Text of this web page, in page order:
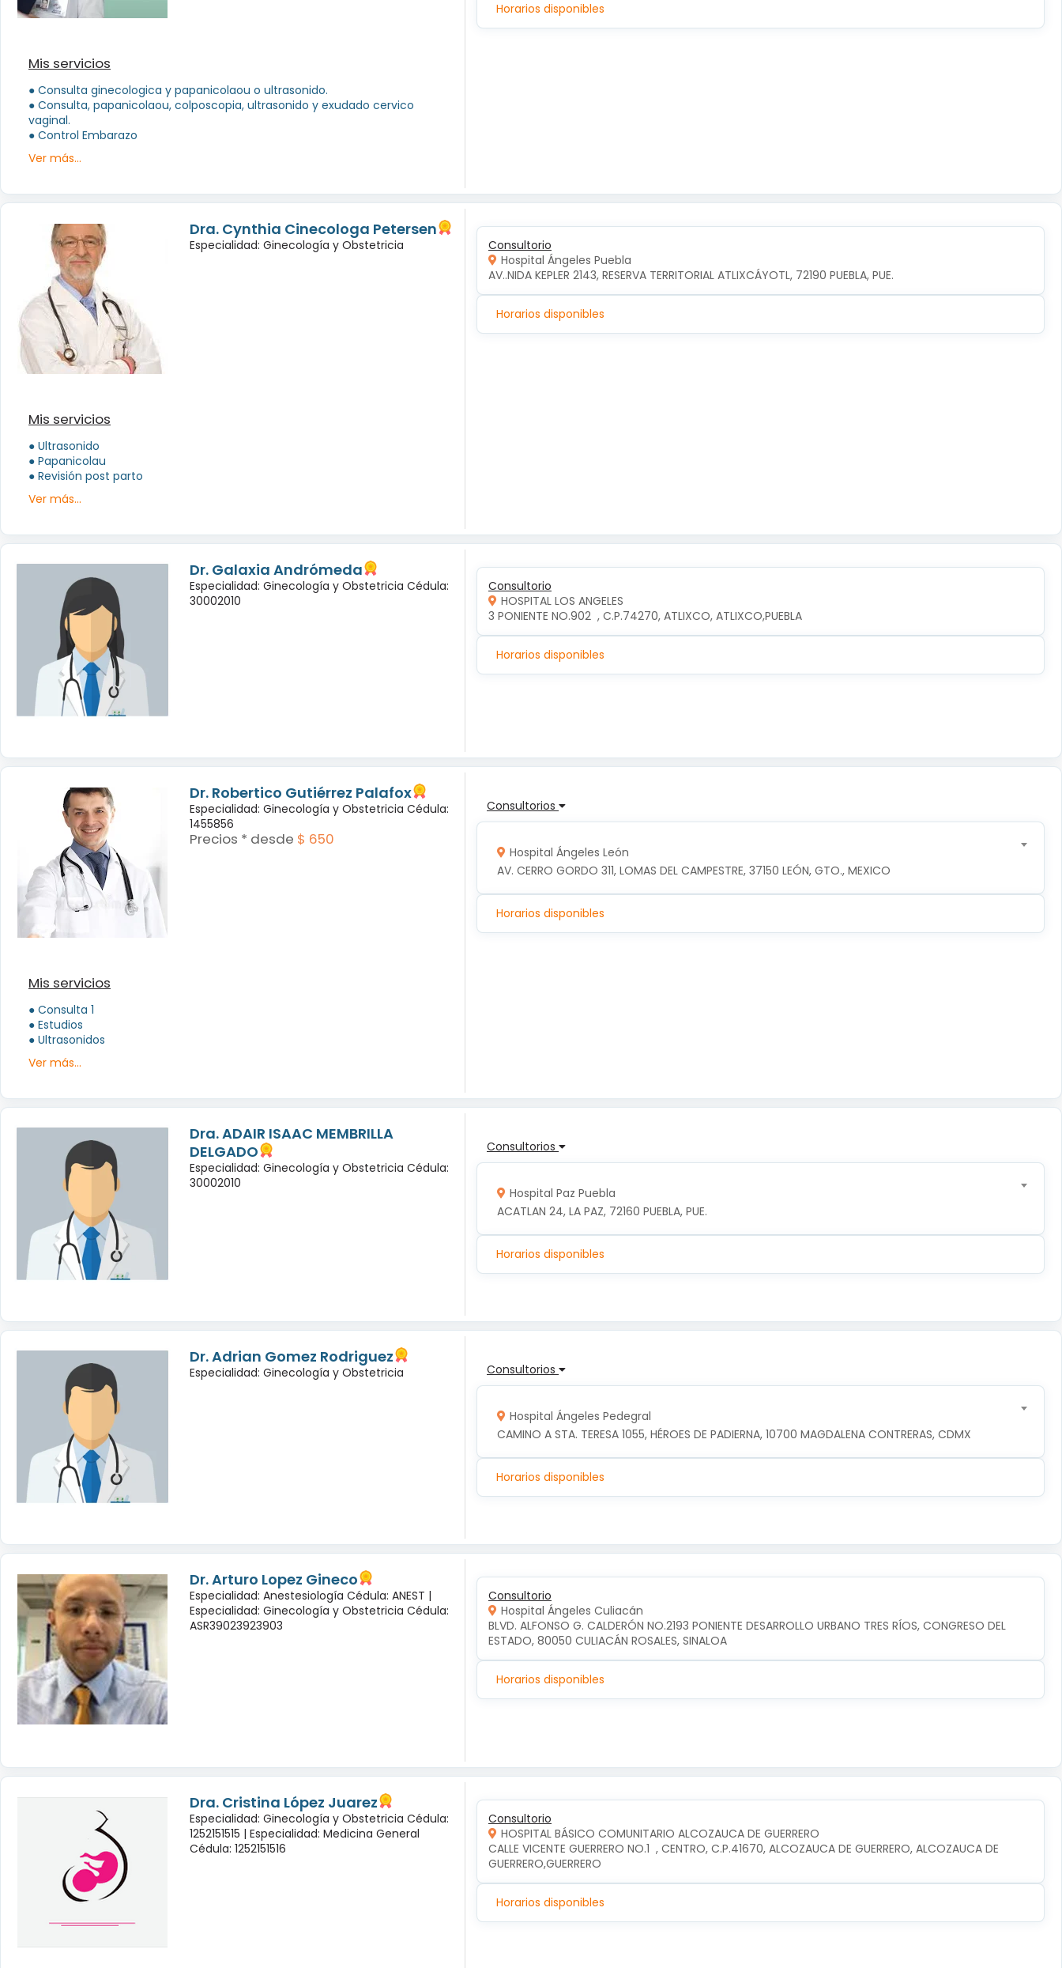
Mis servicios
● Consulta ginecologica y papanicolaou o ultrasonido.
● Consulta, papanicolaou, colposcopia, ultrasonido y exudado cervico
vaginal.
● Control Embarazo
Ver más...
Horarios disponibles
Dra. Cynthia Cinecologa Petersen
Especialidad: Ginecología y Obstetricia
Mis servicios
● Ultrasonido
● Papanicolau
● Revisión post parto
Ver más...
Consultorio
Hospital Ángeles Puebla
AV..NIDA KEPLER 2143, RESERVA TERRITORIAL ATLIXCÁYOTL, 72190 PUEBLA, PUE.
Horarios disponibles
Dr. Galaxia Andrómeda
Especialidad: Ginecología y Obstetricia Cédula:
30002010
Consultorio
HOSPITAL LOS ANGELES
3 PONIENTE NO.902  , C.P.74270, ATLIXCO, ATLIXCO,PUEBLA
Horarios disponibles
Dr. Robertico Gutiérrez Palafox
Especialidad: Ginecología y Obstetricia Cédula:
1455856
Precios * desde $ 650
Mis servicios
● Consulta 1
● Estudios
● Ultrasonidos
Ver más...
Consultorios
Hospital Ángeles León
AV. CERRO GORDO 311, LOMAS DEL CAMPESTRE, 37150 LEÓN, GTO., MEXICO
Horarios disponibles
Dra. ADAIR ISAAC MEMBRILLA
DELGADO
Especialidad: Ginecología y Obstetricia Cédula:
30002010
Consultorios
Hospital Paz Puebla
ACATLAN 24, LA PAZ, 72160 PUEBLA, PUE.
Horarios disponibles
Dr. Adrian Gomez Rodriguez
Especialidad: Ginecología y Obstetricia Consultorios
Hospital Ángeles Pedegral
CAMINO A STA. TERESA 1055, HÉROES DE PADIERNA, 10700 MAGDALENA CONTRERAS, CDMX
Horarios disponibles
Dr. Arturo Lopez Gineco
Especialidad: Anestesiología Cédula: ANEST |
Especialidad: Ginecología y Obstetricia Cédula:
ASR39023923903
Consultorio
Hospital Ángeles Culiacán
BLVD. ALFONSO G. CALDERÓN NO.2193 PONIENTE DESARROLLO URBANO TRES RÍOS, CONGRESO DEL
ESTADO, 80050 CULIACÁN ROSALES, SINALOA
Horarios disponibles
Dra. Cristina López Juarez
Especialidad: Ginecología y Obstetricia Cédula:
1252151515 | Especialidad: Medicina General
Cédula: 1252151516
Consultorio
HOSPITAL BÁSICO COMUNITARIO ALCOZAUCA DE GUERRERO
CALLE VICENTE GUERRERO NO.1  , CENTRO, C.P.41670, ALCOZAUCA DE GUERRERO, ALCOZAUCA DE
GUERRERO,GUERRERO
Horarios disponibles